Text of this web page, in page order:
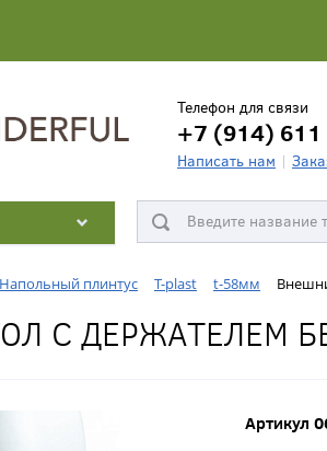
Телефон для связи
+7 (914) 611
Написать нам
Напольный плинтус T-plast t-58мм
С ДЕРЖАТЕЛЕМ
Артикул